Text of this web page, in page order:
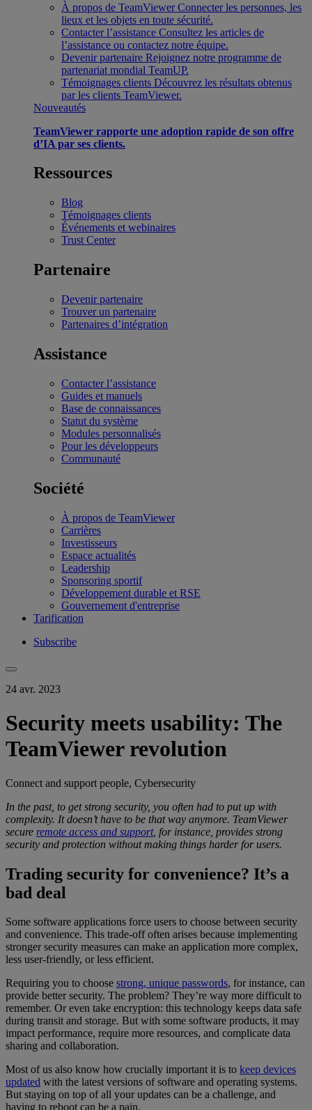
À propos de TeamViewer Connecter les personnes, les
lieux et les objets en toute sécurité.
Contacter l’assistance Consultez les articles de
l’assistance ou contactez notre équipe.
Devenir partenaire Rejoignez notre programme de
partenariat mondial TeamUP.
Témoignages clients Découvrez les résultats obtenus
par les clients TeamViewer.
Nouveautés
TeamViewer rapporte une adoption rapide de son offre
d’IA par ses clients.
Ressources
Blog
Témoignages clients
Événements et webinaires
Trust Center
Partenaire
Devenir partenaire
Trouver un partenaire
Partenaires d’intégration
Assistance
Contacter l’assistance
Guides et manuels
Base de connaissances
Statut du système
Modules personnalisés
Pour les développeurs
Communauté
Société
À propos de TeamViewer
Carrières
Investisseurs
Espace actualités
Leadership
Sponsoring sportif
Développement durable et RSE
Gouvernement d'entreprise
Tarification
Subscribe
24 avr. 2023
Security meets usability: The
TeamViewer revolution
Connect and support people, Cybersecurity
In the past, to getstrong security, you often had to put up with
complexity. It doesn’t have to be that way anymore. TeamViewer
secure remote access and support, for instance, provides strong
security and protection without making things harder for users.
Trading security for convenience? It’s a
bad deal
Some software applications force users to choose between security
and convenience. This trade-off often arises because implementing
stronger security measures can make an application more complex,
less user-friendly, or less efficient.
Requiring you to choose strong, unique passwords, for instance, can
provide better security. The problem? They’re way more difficult to
remember. Or even take encryption: this technology keeps data safe
during transit and storage. But with some software products, it may
impact performance, require more resources, and complicate data
sharing and collaboration.
Most of us also know how crucially important it is to keep devices
updated with the latest versions of software and operating systems.
But staying on top of all your updates can be a challenge, and
having to reboot can be a pain.